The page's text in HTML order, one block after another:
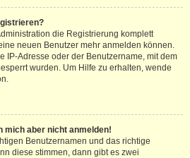
die Registrierung komplett
neuen Benutzer mehr anmelden können.
IP-Adresse oder der Benutzername, mit dem
wurden. Um Hilfe zu erhalten, wende
mich aber nicht anmelden!
Benutzernamen und das richtige
diese stimmen, dann gibt es zwei